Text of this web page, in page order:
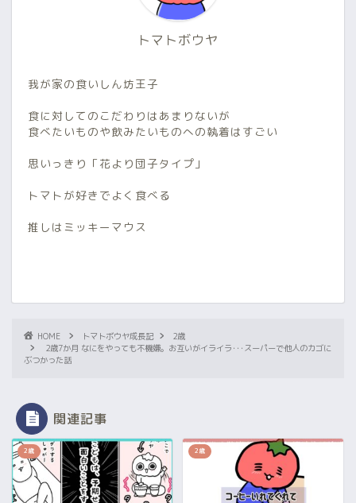
トマトボウヤ
我が家の食いしん坊王子
食に対してのこだわりはあまりないが
食べたいものや飲みたいものへの執着はすごい
思いっきり「花より団子タイプ」
トマトが好きでよく食べる
推しはミッキーマウス
HOME トマトボウヤ成長記
2歳
2歳7か月 なにをやっても不機嫌。お互いがイライラ･･･スーパーで他人のカゴに
ぶつかった話
関連記事
2歳 2歳